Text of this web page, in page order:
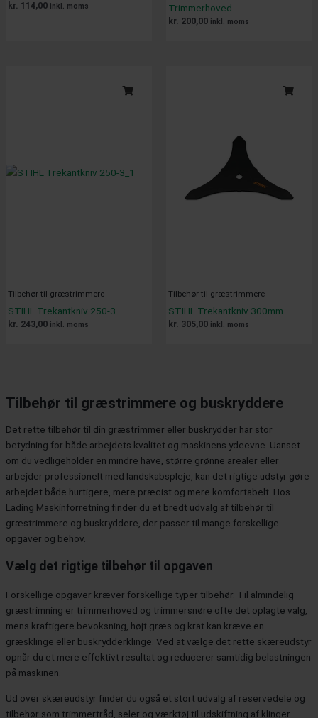
kr. 114,00 inkl. moms Trimmerhoved
kr. 200,00 inkl. moms
Tilbehør til græstrimmere
STIHL Trekantkniv 250-3
kr. 243,00 inkl. moms
Tilbehør til græstrimmere
STIHL Trekantkniv 300mm
kr. 305,00 inkl. moms
Tilbehør til græstrimmere og buskryddere
Det rette tilbehør til din græstrimmer eller buskrydder har stor
betydning for både arbejdets kvalitet og maskinens ydeevne. Uanset
om du vedligeholder en mindre have, større grønne arealer eller
arbejder professionelt med landskabspleje, kan det rigtige udstyr gøre
arbejdet både hurtigere, mere præcist og mere komfortabelt. Hos
Lading Maskinforretning finder du et bredt udvalg af tilbehør til
græstrimmere og buskryddere, der passer til mange forskellige
opgaver og behov.
Vælg det rigtige tilbehør til opgaven
Forskellige opgaver kræver forskellige typer tilbehør. Til almindelig
græstrimning er trimmerhoved og trimmersnøre ofte det oplagte valg,
mens kraftigere bevoksning, højt græs og krat kan kræve en
græsklinge eller buskrydderklinge. Ved at vælge det rette skæreudstyr
opnår du et mere effektivt resultat og reducerer samtidig belastningen
på maskinen.
Ud over skæreudstyr finder du også et stort udvalg af reservedele og
tilbehør som trimmertråd, seler og værktøj til udskiftning af klinger